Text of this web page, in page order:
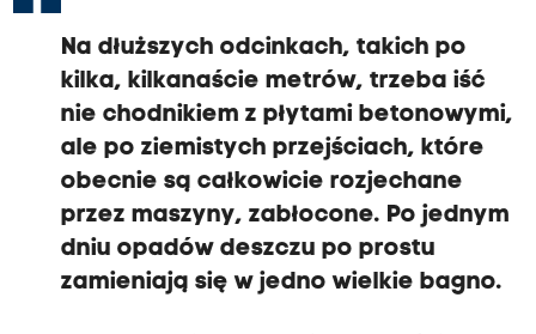
Na dłuższych odcinkach, takich po
kilka, kilkanaście metrów, trzeba iść
nie chodnikiem z płytami betonowymi,
ale po ziemistych przejściach, które
obecnie są całkowicie rozjechane
przez maszyny, zabłocone. Po jednym
dniu opadów deszczu po prostu
zamieniają się w jedno wielkie bagno.